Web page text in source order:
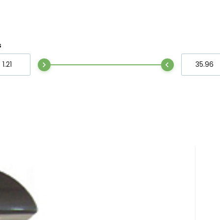
500 ml
allen Oberflächen und abwaschbaren